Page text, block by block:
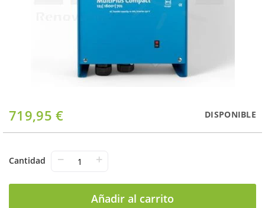
719,95 € DISPONIBLE
Cantidad − +
Añadir al carrito
Saltar
al
comienzo
la